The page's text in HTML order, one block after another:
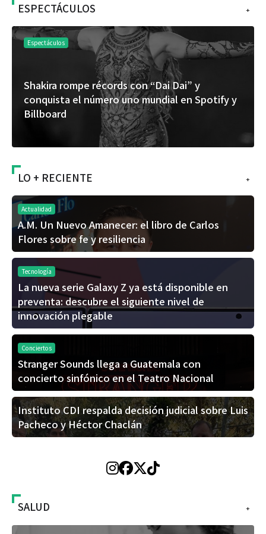
+
ESPECTÁCULOS
Espectáculos
Shakira rompe récords con “Dai Dai” y
conquista el número uno mundial en Spotify y
Billboard
+
LO + RECIENTE
Actualidad
A.M. Un Nuevo Amanecer: el libro de Carlos
Flores sobre fe y resiliencia
Tecnología
La nueva serie Galaxy Z ya está disponible en
preventa: descubre el siguiente nivel de
innovación plegable
Conciertos
Stranger Sounds llega a Guatemala con
concierto sinfónico en el Teatro Nacional
Instituto CDI respalda decisión judicial sobre Luis
Pacheco y Héctor Chaclán
+
SALUD